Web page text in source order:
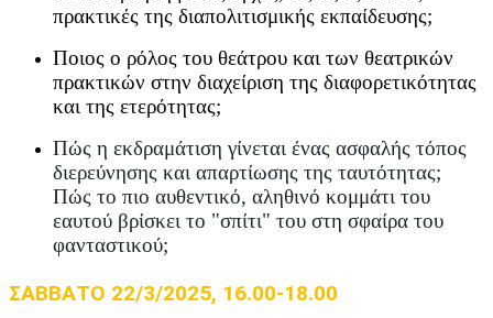
πρακτικές της διαπολιτισμικής εκπαίδευσης;
Ποιος ο ρόλος του θεάτρου και των θεατρικών
πρακτικών στην διαχείριση της διαφορετικότητας
και της ετερότητας;
Πώς η εκδραμάτιση γίνεται ένας ασφαλής τόπος
διερεύνησης και απαρτίωσης της ταυτότητας;
Πώς το πιο αυθεντικό, αληθινό κομμάτι του
εαυτού βρίσκει το "σπίτι" του στη σφαίρα του
φανταστικού;
ΣΑΒΒΑΤΟ 22/3/2025, 16.00-18.00